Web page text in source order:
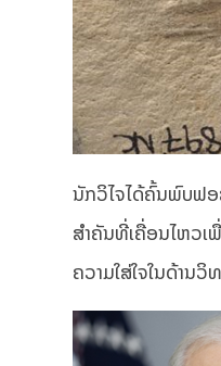
ນັກວິໄຈໄດ້ຄົ້ນພົບຟ
ສຳຄັນທີ່ເຄື່ອນໄຫວເ
ຄວາມໃສ່ໃຈໃນດ້ານວິ